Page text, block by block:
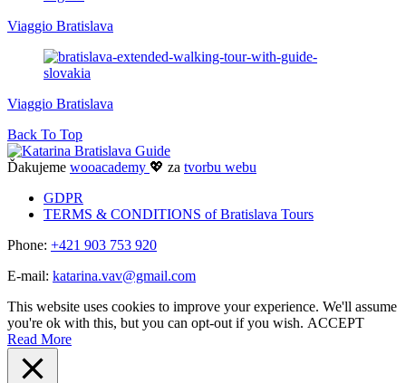
Viaggio Bratislava
Viaggio Bratislava
Back To Top
Ďakujeme wooacademy 💖 za tvorbu webu
GDPR
TERMS & CONDITIONS of Bratislava Tours
Phone: +421 903 753 920
E-mail: katarina.vav@gmail.com
This website uses cookies to improve your experience. We'll assume
you're ok with this, but you can opt-out if you wish. ACCEPT
Read More